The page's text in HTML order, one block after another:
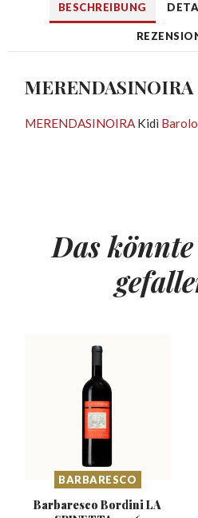
BESCHREIBUNG
MERENDASINOIRA
MERENDASINOIRA Kidì Barolo
Das
BARBARESCO
Barbaresco BordiniLA